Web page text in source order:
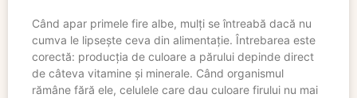
Când apar primele fire albe, mulți se întreabă dacă nu
cumva le lipsește ceva din alimentație. Întrebarea este
corectă: producția de culoare a părului depinde direct
de câteva vitamine și minerale. Când organismul
rămâne fără ele, celulele care dau culoare firului nu mai